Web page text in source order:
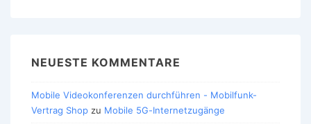
NEUESTE KOMMENTARE
Mobile Videokonferenzen durchführen - Mobilfunk-
Vertrag Shop zu Mobile 5G-Internetzugänge